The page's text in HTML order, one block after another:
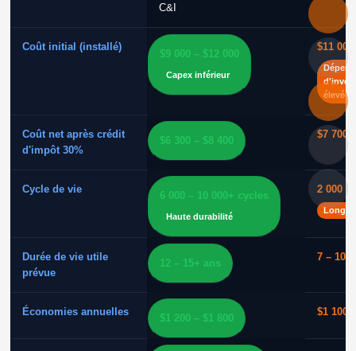
C&I
Coût initial (installé)
$9 000 – $12 000
Capex inférieur
$11
élevées
Coût net après crédit
d'impôt 30%
$6 300 – $8 400
$7 700
Cycle de vie
6 000 – 10 000+ cycles
Haute durabilité
2 000 –
Durée de vie utile
prévue
12 – 15+ ans
7 – 10
Économies annuelles
$1 200 – $1 800
$1 100